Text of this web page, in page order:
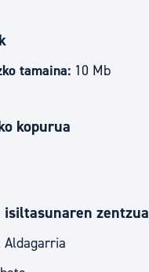
tamaina: 10 Mb
kopurua
isiltasunaren zentzua
Aldagarria